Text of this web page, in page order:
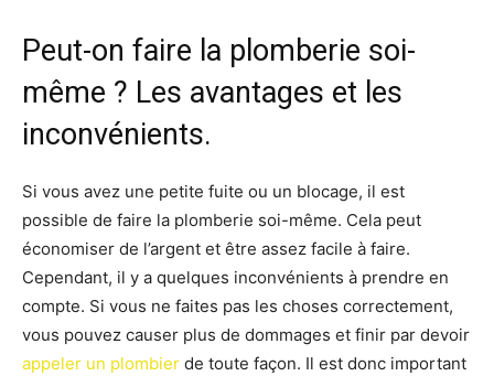
Peut-on faire la plomberie soi-
même ? Les avantages et les
inconvénients.
Si vous avez une petite fuite ou un blocage, il est
possible de faire la plomberie soi-même. Cela peut
économiser de l’argent et être assez facile à faire.
Cependant, il y a quelques inconvénients à prendre en
compte. Si vous ne faites pas les choses correctement,
vous pouvez causer plus de dommages et finir par devoir
appeler un plombier de toute façon. Il est donc important